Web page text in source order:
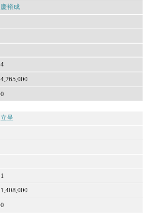
慶裕成
4
4,265,000
0
立呈
1
1,408,000
0